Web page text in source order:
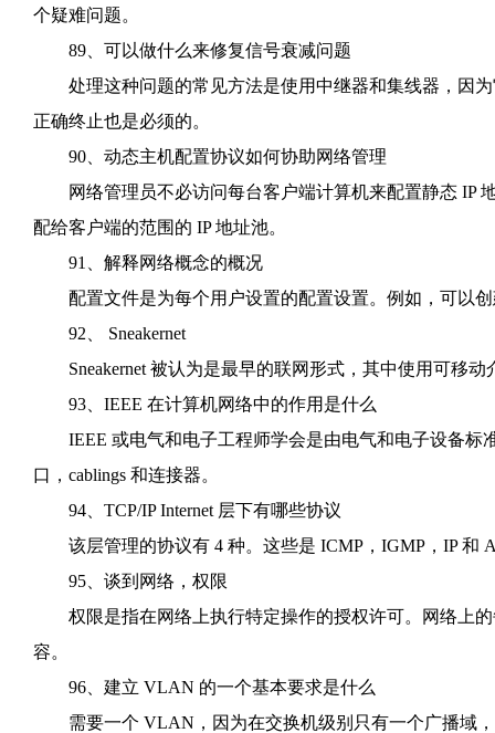
个疑难问题。
89、可以做什么来修复信号衰减问题
处理这种问题的常见方法是使用中继器和集线器，因为
正确终止也是必须的。
90、动态主机配置协议如何协助网络管理
网络管理员不必访问每台客户端计算机来配置静态 IP
配给客户端的范围的 IP 地址池。
91、解释网络概念的概况
配置文件是为每个用户设置的配置设置。例如，可以创
92、 Sneakernet
Sneakernet 被认为是最早的联网形式，其中使用可移动
93、IEEE 在计算机网络中的作用是什么
IEEE 或电气和电子工程师学会是由电气和电子设备标
口，cablings 和连接器。
94、TCP/IP Internet 层下有哪些协议
该层管理的协议有 4 种。这些是 ICMP，IGMP，IP 和
95、谈到网络，权限
权限是指在网络上执行特定操作的授权许可。网络上的
容。
96、建立 VLAN 的一个基本要求是什么
需要一个 VLAN，因为在交换机级别只有一个广播域，